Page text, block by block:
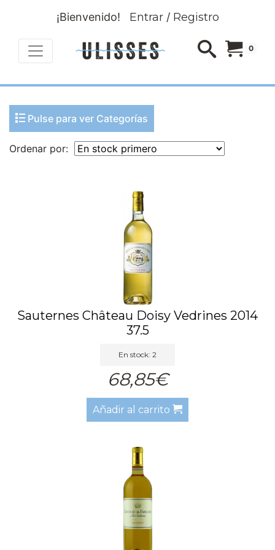
¡Bienvenido! Entrar/ Registro
0
Pulse para ver Categorías
Ordenar por:
Sauternes Château Doisy Vedrines 2014
37.5
En stock: 2
68,85€
Añadir al carrito